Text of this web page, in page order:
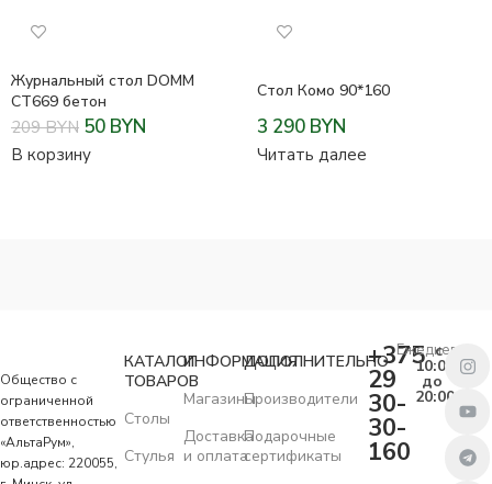
Журнальный стол DOMM
CT669 бетон
209BYN 50 BYN
В корзину
Стол Комо 90*160
3 290 BYN
Читать далее
Общество с
ограниченной
ответственностью
«АльтаРум»,
юр.адрес: 220055,
КАТАЛОГ
ТОВАРОВ
Столы
Стулья
ИНФОРМАЦИЯ
Магазины
Доставка
и оплата
ДОПОЛНИТЕЛЬНО
Производители
Подарочные
сертификаты
+375
29
30-
30-
160
Ежедневно
с
10:00
до
20:00